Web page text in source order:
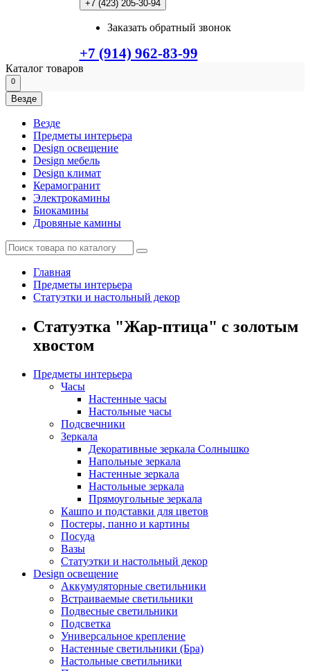
+7 (423) 205-30-94
Заказать обратный звонок
+7 (914) 962-83-99
Каталог товаров
0
Везде
Везде
Предметы интерьера
Design освещение
Design мебель
Design климат
Керамогранит
Электрокамины
Биокамины
Дровяные камины
Главная
Предметы интерьера
Статуэтки и настольный декор
Статуэтка "Жар-птица" с золотым
хвостом
Предметы интерьера
Часы
Настенные часы
Настольные часы
Подсвечники
Зеркала
Декоративные зеркала Солнышко
Напольные зеркала
Настенные зеркала
Настольные зеркала
Прямоугольные зеркала
Кашпо и подставки для цветов
Постеры, панно и картины
Посуда
Вазы
Статуэтки и настольный декор
Design освещение
Аккумуляторные светильники
Встраиваемые светильники
Подвесные светильники
Подсветка
Универсальное крепление
Настенные светильники (Бра)
Настольные светильники